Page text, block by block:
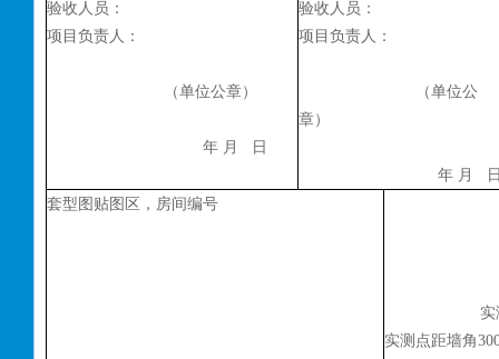
验收人员：
项目负责人：
（单位公章）
年 月 日
验收人员：
项目负责人：
（单位公
章）
年 月
套型图贴图区，房间编号
实测点距墙角